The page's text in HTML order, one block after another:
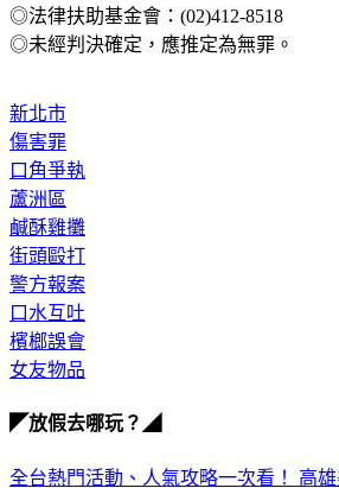
◎未經判決確定，應推定為無罪。
傷害罪
口角爭執
蘆洲區
鹹酥雞攤
街頭毆打
警方報案
口水互吐
檳榔誤會
女友物品
萬元住宿券下載食尚玩家APP！免費